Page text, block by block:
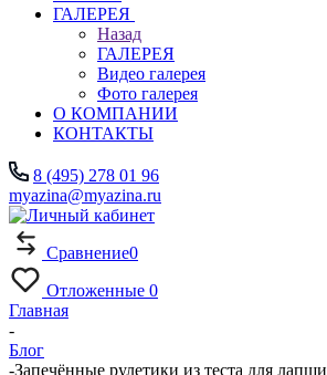
ГАЛЕРЕЯ
Назад
ГАЛЕРЕЯ
Видео галерея
Фото галерея
О КОМПАНИИ
КОНТАКТЫ
8 (495) 278 01 96
myazina@myazina.ru
Сравнение0
Отложенные 0
Главная
-
Блог
-Запечённые рулетики из теста для лапши